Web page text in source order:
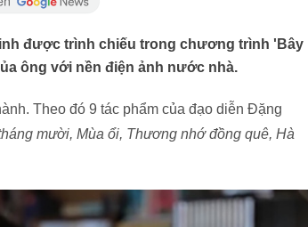
được trình chiếu trong chương trình 'Bây
ông với nền điện ảnh nước nhà.
Theo đó 9 tác phẩm của đạo diễn Đặng
mười, Mùa ổi, Thương nhớ đồng quê, Hà